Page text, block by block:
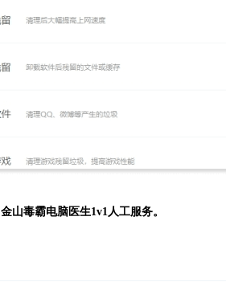
金山毒霸电脑医生1v1人工服务。